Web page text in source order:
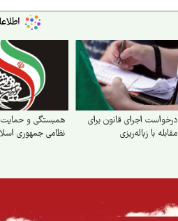
درخواست اجرای قانون برای
مقابله با زباله‌ریزی
همبستگی و حمایت
نظامی جمهوری